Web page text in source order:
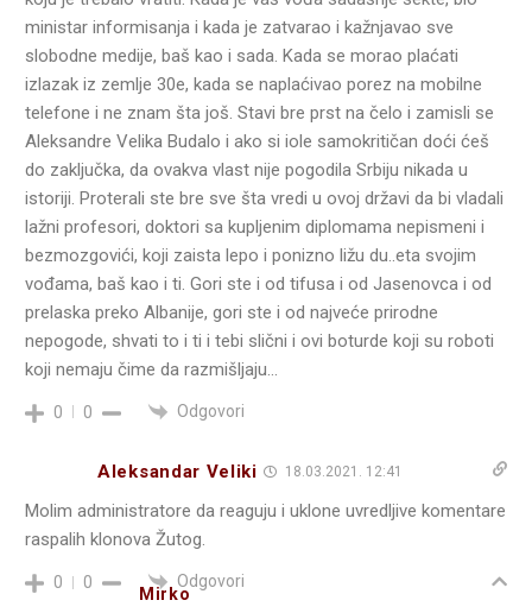
ministar informisanja i kada je zatvarao i kažnjavao sve
slobodne medije, baš kao i sada. Kada se morao plaćati
izlazak iz zemlje 30e, kada se naplaćivao porez na mobilne
telefone i ne znam šta još. Stavi bre prst na čelo i zamisli se
Aleksandre Velika Budalo i ako si iole samokritičan doći ćeš
do zaključka, da ovakva vlast nije pogodila Srbiju nikada u
istoriji. Proterali ste bre sve šta vredi u ovoj državi da bi vladali
lažni profesori, doktori sa kupljenim diplomama nepismeni i
bezmozgovići, koji zaista lepo i ponizno ližu du..eta svojim
vođama, baš kao i ti. Gori ste i od tifusa i od Jasenovca i od
prelaska preko Albanije, gori ste i od najveće prirodne
nepogode, shvati to i ti i tebi slični i ovi boturde koji su roboti
koji nemaju čime da razmišljaju…
0 0 Odgovori
Aleksandar Veliki 18.03.2021. 12:41
Molim administratore da reaguju i uklone uvredljive komentare
raspalih klonova Žutog.
0 0 Odgovori
Mirko